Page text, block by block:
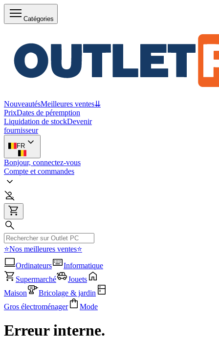
Catégories
NouveautésMeilleures ventes⇊
PrixDates de péremption
Liquidation de stockDevenir
fournisseur
FR
Bonjour, connectez-vous
Compte et commandes
⭐Nos meilleures ventes⭐
Ordinateurs
Informatique
Supermarché
Jouets
Maison
Bricolage & jardin
Gros électroménager
Mode
Erreur interne.